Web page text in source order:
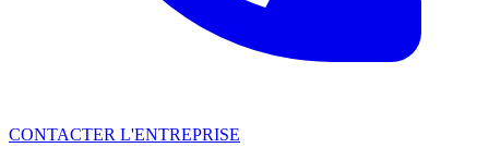
CONTACTER L'ENTREPRISE